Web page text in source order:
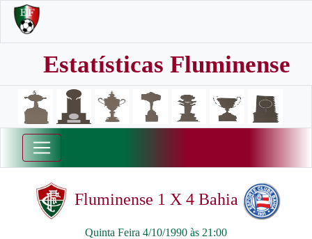
Estatísticas Fluminense
Fluminense 1 X 4 Bahia
Quinta Feira 4/10/1990 às 21:00